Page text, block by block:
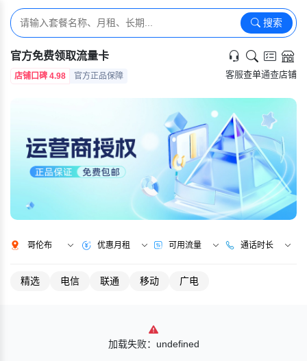
搜索
官方免费领取流量卡
店铺口碑 4.98 官方正品保障 客服查单通查店铺
哥伦布 优惠月租 可用流量 通话时长
精选 电信 联通 移动 广电
加载失败：undefined